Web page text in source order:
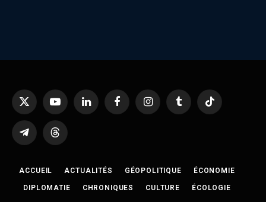
X
YouTubeLinkedIn FacebookInstagramTumblr TikTok
TelegramThreads
ACCUEIL ACTUALITÉS GÉOPOLITIQUE ÉCONOMIE
DIPLOMATIE CHRONIQUES CULTURE ÉCOLOGIE